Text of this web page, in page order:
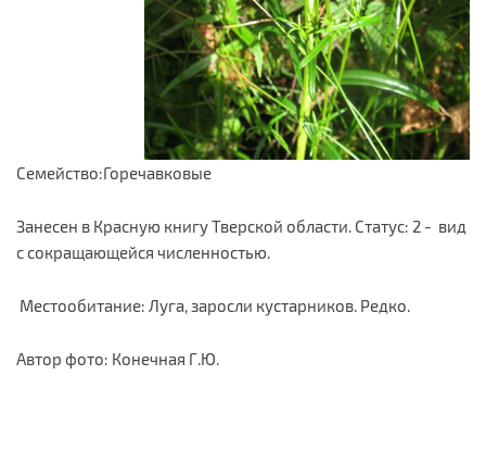
Семейство:Горечавковые
Занесен в Красную книгу Тверской области. Статус: 2 - вид
с сокращающейся численностью.
Местообитание: Луга, заросли кустарников. Редко.
Автор фото: Конечная Г.Ю.